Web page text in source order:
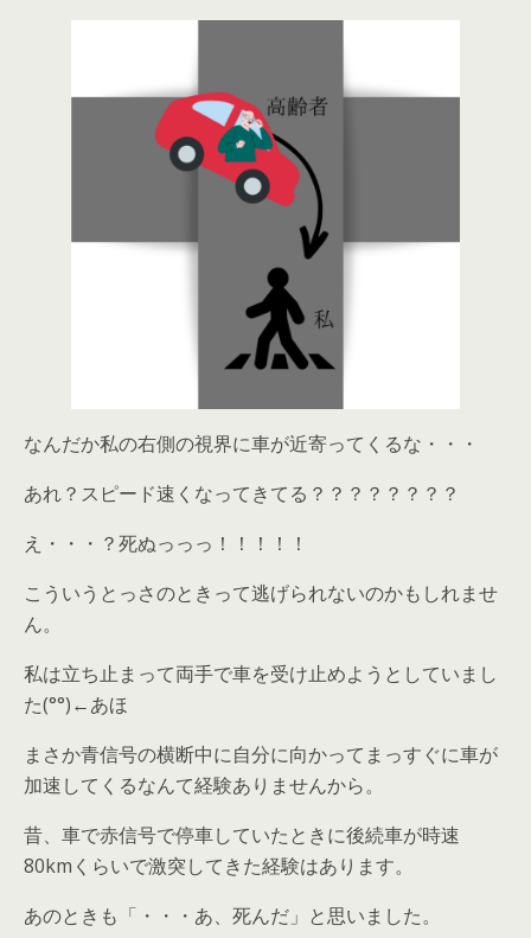
なんだか私の右側の視界に車が近寄ってくるな・・・
あれ？スピード速くなってきてる？？？？？？？？
え・・・？死ぬっっっ！！！！！
こういうとっさのときって逃げられないのかもしれませ
ん。
私は立ち止まって両手で車を受け止めようとしていまし
た(°°)←あほ
まさか青信号の横断中に自分に向かってまっすぐに車が
加速してくるなんて経験ありませんから。
昔、車で赤信号で停車していたときに後続車が時速
80kmくらいで激突してきた経験はあります。
あのときも「・・・あ、死んだ」と思いました。